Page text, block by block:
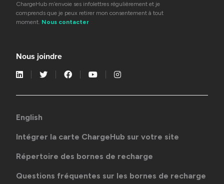
ChargeHub m’envoie ses infolettres régulièrement et je
comprends que je peux retirer mon consentement à tout
moment. Nous contacter
Nous joindre
English
Intégrer la carte ChargeHub sur votre site
Répertoire des bornes de recharge
Questions fréquentes sur les bornes de recharge